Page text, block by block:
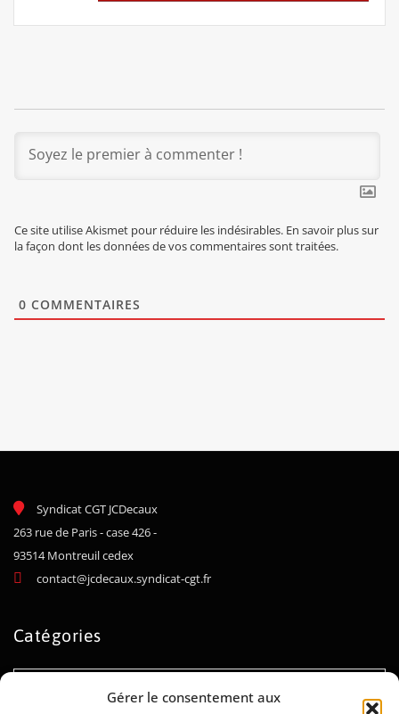
Gérer le consentement aux
Ce site utilise Akismet pour réduire les indésirables. En savoir plus sur
la façon dont les données de vos commentaires sont traitées.
0 COMMENTAIRES
Syndicat CGT JCDecaux
263 rue de Paris - case 426 -
93514 Montreuil cedex
contact@jcdecaux.syndicat-cgt.fr
Catégories
Catégories